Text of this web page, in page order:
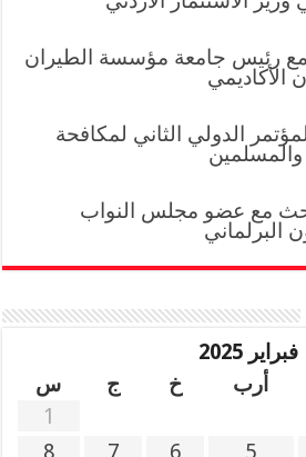
رئيس جامعة مؤسسة الطيران
الأكاديمي
الدولي الثاني لمكافحة
والمسلمين
مع عضو مجلس النواب
البرلماني
فبراير 2025
أرب خ ج
س
1
5
6
7
8